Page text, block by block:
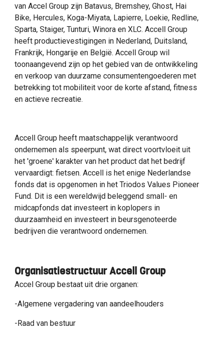
van Accel Group zijn Batavus, Bremshey, Ghost, Hai
Bike, Hercules, Koga-Miyata, Lapierre, Loekie, Redline,
Sparta, Staiger, Tunturi, Winora en XLC. Accell Group
heeft productievestigingen in Nederland, Duitsland,
Frankrijk, Hongarije en België. Accell Group wil
toonaangevend zijn op het gebied van de ontwikkeling
en verkoop van duurzame consumentengoederen met
betrekking tot mobiliteit voor de korte afstand, fitness
en actieve recreatie.
Accell Group heeft maatschappelijk verantwoord
ondernemen als speerpunt, wat direct voortvloeit uit
het 'groene' karakter van het product dat het bedrijf
vervaardigt: fietsen. Accell is het enige Nederlandse
fonds dat is opgenomen in het Triodos Values Pioneer
Fund. Dit is een wereldwijd beleggend small- en
midcapfonds dat investeert in koplopers in
duurzaamheid en investeert in beursgenoteerde
bedrijven die verantwoord ondernemen.
Organisatiestructuur Accell Group
Accel Group bestaat uit drie organen:
-Algemene vergadering van aandeelhouders
-Raad van bestuur